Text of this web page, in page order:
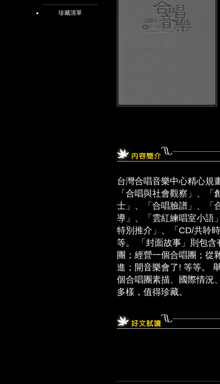
珍藏清單
台灣合唱音樂中心精心規
「合唱與社會觀察」、
士」、「合唱臉譜」、「
導」、「雲紅練唱室小語
特別推介」、「CD/共聆
等。 「封面故事」則包
團；經營一個合唱團；從
進；開音樂會了! 等等。
個合唱團素描、國際情況
多樣，值得珍藏。